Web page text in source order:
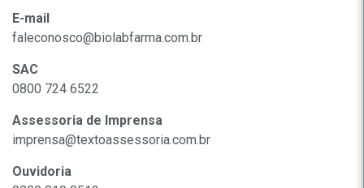
E-mail
faleconosco@biolabfarma.com.br
SAC
0800 724 6522
Assessoria de Imprensa
imprensa@textoassessoria.com.br
Ouvidoria